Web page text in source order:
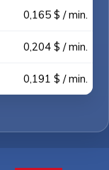
0,165 $ / min.
0,204 $ / min.
0,191 $ / min.